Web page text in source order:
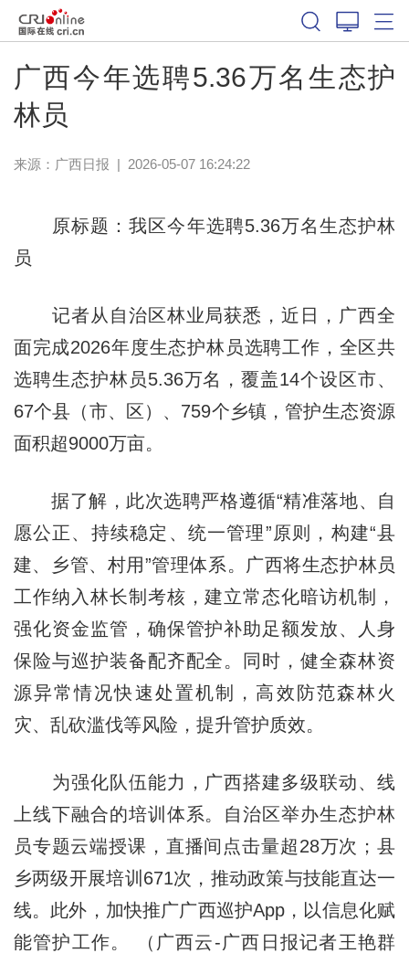
广西今年选聘5.36万名生态护
林员
来源： 广西日报 | 2026-05-07 16:24:22
原标题：我区今年选聘5.36万名生态护林
员
记者从自治区林业局获悉，近日，广西全
面完成2026年度生态护林员选聘工作，全区共
选聘生态护林员5.36万名，覆盖14个设区市、
67个县（市、区）、759个乡镇，管护生态资源
面积超9000万亩。
据了解，此次选聘严格遵循“精准落地、自
愿公正、持续稳定、统一管理”原则，构建“县
建、乡管、村用”管理体系。广西将生态护林员
工作纳入林长制考核，建立常态化暗访机制，
强化资金监管，确保管护补助足额发放、人身
保险与巡护装备配齐配全。同时，健全森林资
源异常情况快速处置机制，高效防范森林火
灾、乱砍滥伐等风险，提升管护质效。
为强化队伍能力，广西搭建多级联动、线
上线下融合的培训体系。自治区举办生态护林
员专题云端授课，直播间点击量超28万次；县
乡两级开展培训671次，推动政策与技能直达一
线。此外，加快推广广西巡护App，以信息化赋
能管护工作。 （广西云-广西日报记者王艳群